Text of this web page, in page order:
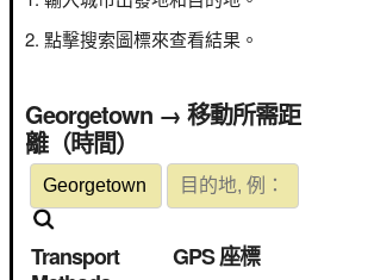
點擊搜索圖標來查看結果。
Georgetown → 移動所需距
離（時間）
Transport
GPS 座標